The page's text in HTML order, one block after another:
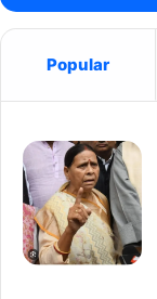
Popular